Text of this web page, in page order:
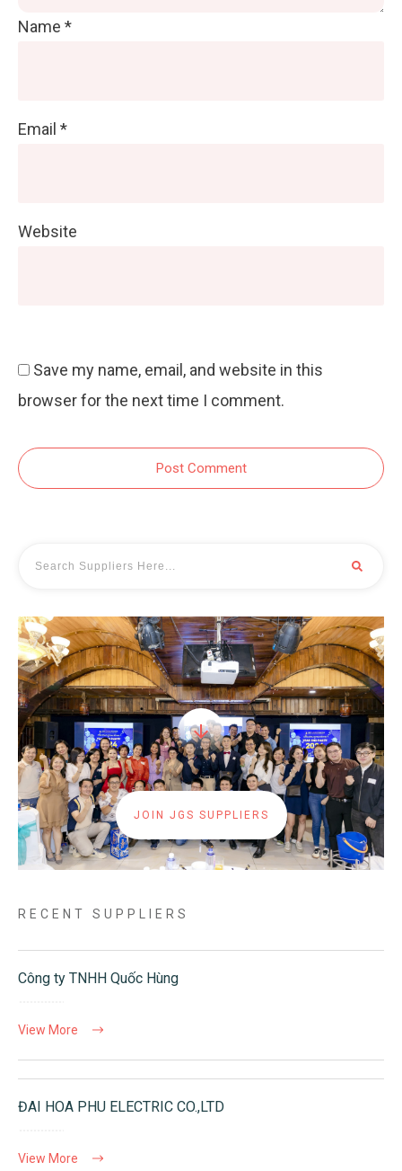
Name *
Email *
Website
Save my name, email, and website in this
browser for the next time I comment.
Post Comment
JOIN JGS SUPPLIERS
RECENT SUPPLIERS
Công ty TNHH Quốc Hùng
View More
ĐAI HOA PHU ELECTRIC CO.,LTD
View More